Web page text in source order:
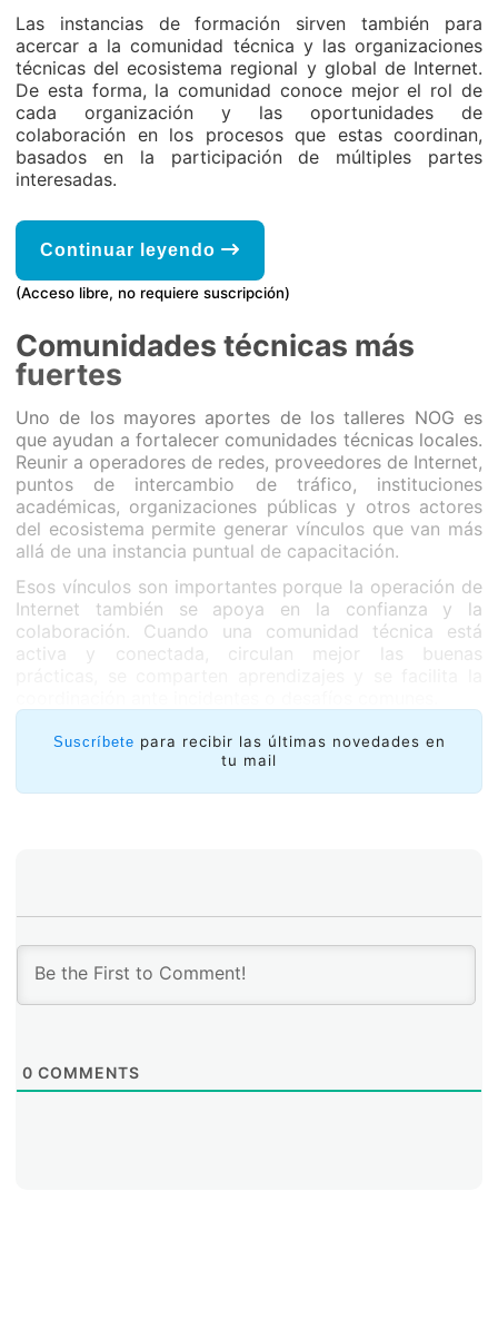
Las instancias de formación sirven también para
acercar a la comunidad técnica y las organizaciones
técnicas del ecosistema regional y global de Internet.
De esta forma, la comunidad conoce mejor el rol de
cada organización y las oportunidades de
colaboración en los procesos que estas coordinan,
basados en la participación de múltiples partes
interesadas.
Continuar leyendo
(Acceso libre, no requiere suscripción)
Comunidades técnicas más
fuertes
Uno de los mayores aportes de los talleres NOG es
que ayudan a fortalecer comunidades técnicas locales.
Reunir a operadores de redes, proveedores de Internet,
puntos de intercambio de tráfico, instituciones
académicas, organizaciones públicas y otros actores
del ecosistema permite generar vínculos que van más
allá de una instancia puntual de capacitación.
Esos vínculos son importantes porque la operación de
Internet también se apoya en la confianza y la
colaboración. Cuando una comunidad técnica está
activa y conectada, circulan mejor las buenas
Los talleres, además, permiten identificar necesidades
reales de los operadores: qué temas requieren más
implementar buenas prácticas y qué capacidades
Suscríbete para recibir las últimas novedades en
tu mail
0 COMMENTS